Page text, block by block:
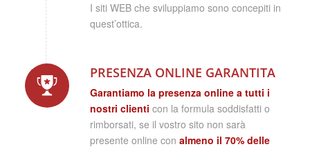
I siti WEB che sviluppiamo sono concepiti in
quest’ottica.
PRESENZA ONLINE GARANTITA
Garantiamo la presenza online a tutti i
nostri clienti con la formula soddisfatti o
rimborsati, se il vostro sito non sarà
presente online con almeno il 70% delle